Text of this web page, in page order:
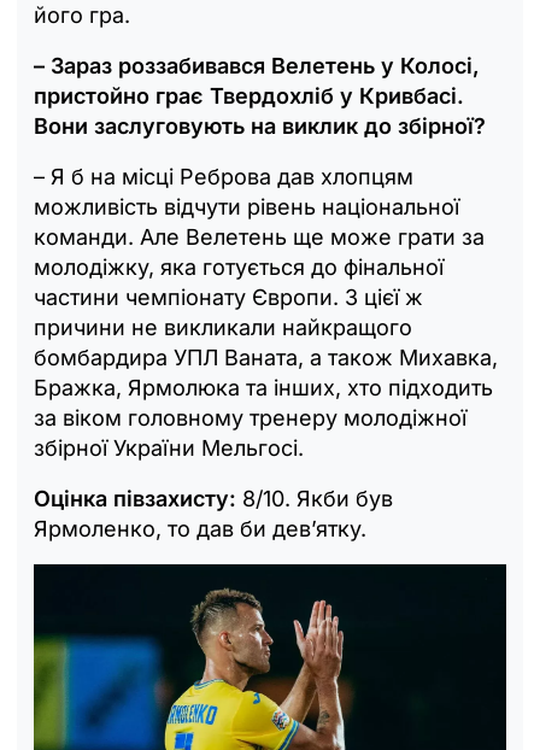
його гра.
– Зараз роззабивався Велетень у Колосі,
пристойно грає Твердохліб у Кривбасі.
Вони заслуговують на виклик до збірної?
– Я б на місці Реброва дав хлопцям
можливість відчути рівень національної
команди. Але Велетень ще може грати за
молодіжку, яка готується до фінальної
частини чемпіонату Європи. З цієї ж
причини не викликали найкращого
бомбардира УПЛ Ваната, а також Михавка,
Бражка, Ярмолюка та інших, хто підходить
за віком головному тренеру молодіжної
збірної України Мельгосі.
Оцінка півзахисту: 8/10. Якби був
Ярмоленко, то дав би дев’ятку.